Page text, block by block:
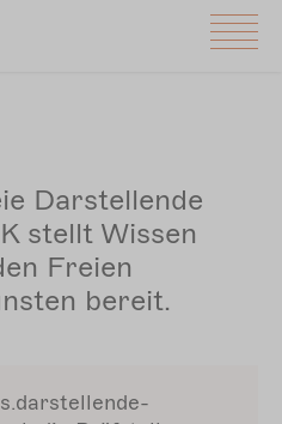
Darstellende
stellt Wissen
Freien
bereit.